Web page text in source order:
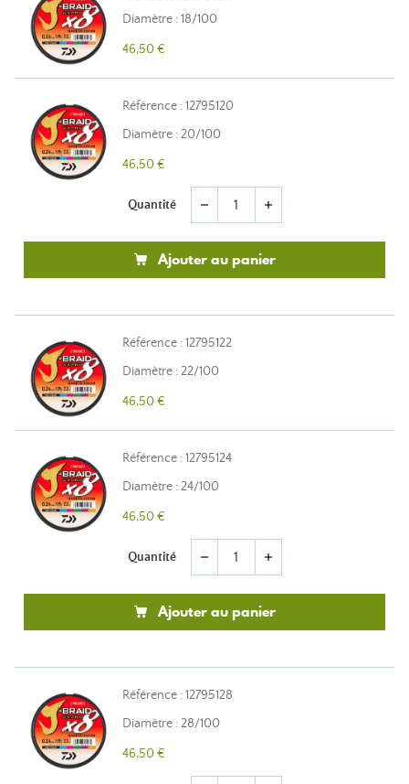
Diamètre : 18/100
46,50 €
Référence : 12795120
Diamètre : 20/100
46,50 €
Quantité remove add
Ajouter au panier
Référence : 12795122
Diamètre : 22/100
46,50 €
Référence : 12795124
Diamètre : 24/100
46,50 €
Quantité remove add
Ajouter au panier
Référence : 12795128
Diamètre : 28/100
46,50 €